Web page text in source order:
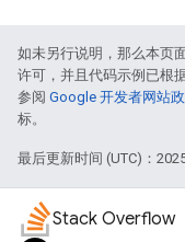
如未另行说明，那么本页
许可，并且代码示例已根
参阅 Google 开发者网站
标。
最后更新时间 (UTC)：
Stack Overflow